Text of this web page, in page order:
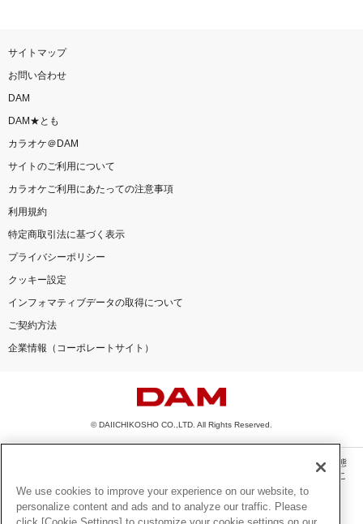
サイトマップ
お問い合わせ
DAM
DAM★とも
カラオケ＠DAM
サイトのご利用について
カラオケご利用にあたっての注意事項
利用規約
特定商取引法に基づく表示
プライバシーポリシー
クッキー設定
インフォマティブデータの取得について
ご契約方法
企業情報（コーポレートサイト）
© DAIICHIKOSHO CO.,LTD. All Rights Reserved.
このサイトに掲載されている一切の文章・画像・写真・動画・音声等を、手段や形態
を問わず、著作権法の定める範囲を超えて無断で複製、転載、ファイル化などするこ
とを禁じます。
楽曲及びコンテンツは、機種によりご利用いただけない場合があります。
We use cookies to improve your experience on our website, to
personalize content and ads and to analyze our traffic. Please